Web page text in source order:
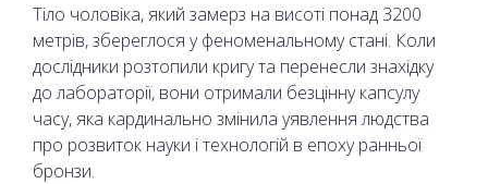
Тіло чоловіка, який замерз на висоті понад 3200
метрів, збереглося у феноменальному стані. Коли
дослідники розтопили кригу та перенесли знахідку
до лабораторії, вони отримали безцінну капсулу
часу, яка кардинально змінила уявлення людства
про розвиток науки і технологій в епоху ранньої
бронзи.